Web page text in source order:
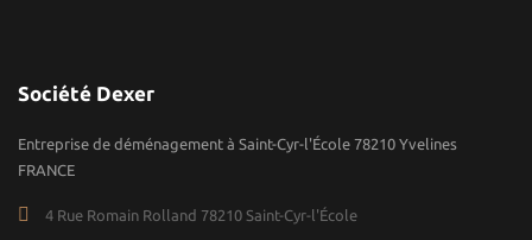
Société Dexer
Entreprise de déménagement à Saint-Cyr-l'École 78210 Yvelines
FRANCE
4 Rue Romain Rolland 78210 Saint-Cyr-l'École